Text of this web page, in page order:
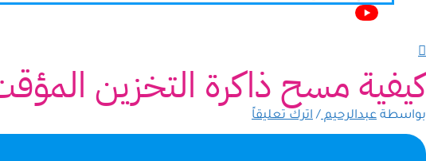
كيفية مسح ذاكرة التخزين
بواسطة عبدالرحيم/اترك تعليقاً